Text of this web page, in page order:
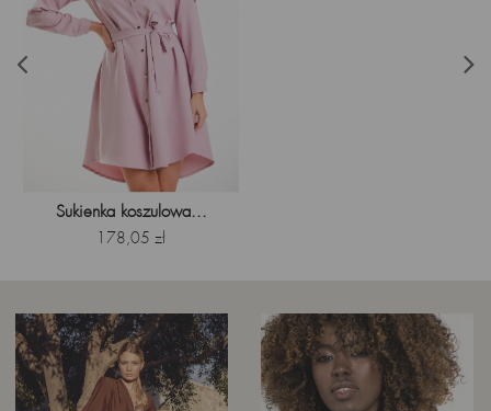
Sukienka koszulowa...
Cena
178,05 zł